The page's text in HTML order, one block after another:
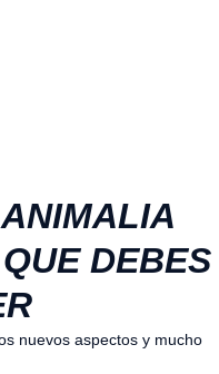
DEBES
nuevos aspectos y mucho